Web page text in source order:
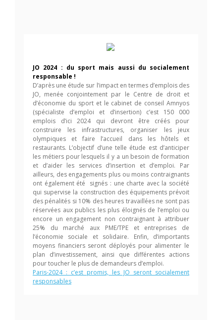
JO 2024 : du sport mais aussi du socialement
responsable !
D’après une étude sur l’impact en termes d’emplois des
JO, menée conjointement par le Centre de droit et
d’économie du sport et le cabinet de conseil Amnyos
(spécialiste d’emploi et d’insertion) c’est 150 000
emplois d’ici 2024 qui devront être créés pour
construire les infrastructures, organiser les jeux
olympiques et faire l’accueil dans les hôtels et
restaurants. L’objectif d’une telle étude est d’anticiper
les métiers pour lesquels il y a un besoin de formation
et d’aider les services d’insertion et d’emploi. Par
ailleurs, des engagements plus ou moins contraignants
ont également été signés : une charte avec la société
qui supervise la construction des équipements prévoit
des pénalités si 10% des heures travaillées ne sont pas
réservées aux publics les plus éloignés de l’emploi ou
encore un engagement non contraignant à attribuer
25% du marché aux PME/TPE et entreprises de
l’économie sociale et solidaire. Enfin, d’importants
moyens financiers seront déployés pour alimenter le
plan d’investissement, ainsi que différentes actions
pour toucher le plus de demandeurs d’emploi.
Paris-2024 : c’est promis, les JO seront socialement
responsables